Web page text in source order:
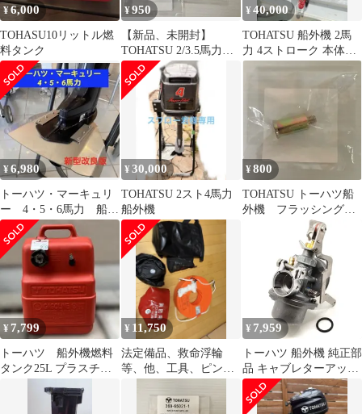
¥6,000
TOHASU10リットル燃
料タンク
¥950
【新品、未開封】
TOHATSU 2/3.5馬力
用 シャーピン2個、割
りピン2個
¥40,000
TOHATSU 船外機 2馬
力 4ストローク 本体
24年式
¥6,980
トーハツ・マーキュリ
ー 4・5・6馬力 船外
機用 穴あけ不要 ス
タビライザー
¥30,000
TOHATSU 2スト4馬力
船外機
¥800
TOHATSU トーハツ船
外機 フラッシングア
タッチメント フラッ
シングプラグ
¥7,799
トーハツ 船外機燃料
タンク25L プラスチッ
¥ 11,750
法定備品、救命浮輪
等、他、工具、ピン、
ート、ミニボート等
¥ 7,959
トーハツ 船外機 純正部
品 キャブレターアッシ
3F0-03100-6 2スト 3.5
馬力用